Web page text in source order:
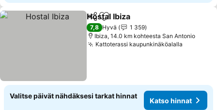
Jaa Lisää suosikkeihin
Hostal Ibiza
7,8 Hyvä
1 359
Ibiza, 14.0 km kohteesta San Antonio
Kattoterassi kaupunkinäköalalla
Valitse päivät nähdäksesi tarkat hinnat
Katso hinnat